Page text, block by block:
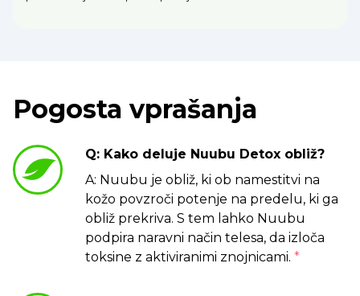
Pogosta vprašanja
Q: Kako deluje Nuubu Detox obliž?
A: Nuubu je obliž, ki ob namestitvi na
kožo povzroči potenje na predelu, ki ga
obliž prekriva. S tem lahko Nuubu
podpira naravni način telesa, da izloča
toksine z aktiviranimi znojnicami. *